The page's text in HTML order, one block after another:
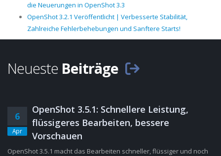
die Neuerungen in OpenShot 3.3
OpenShot 3.2.1 Veröffentlicht | Verbesserte Stabilität,
Zahlreiche Fehlerbehebungen und Sanftere Starts!
Neueste Beiträge
6
Apr
OpenShot 3.5.1: Schnellere Leistung,
flüssigeres Bearbeiten, bessere
Vorschauen
OpenShot 3.5.1 macht das Bearbeiten schneller, flüssiger und noch